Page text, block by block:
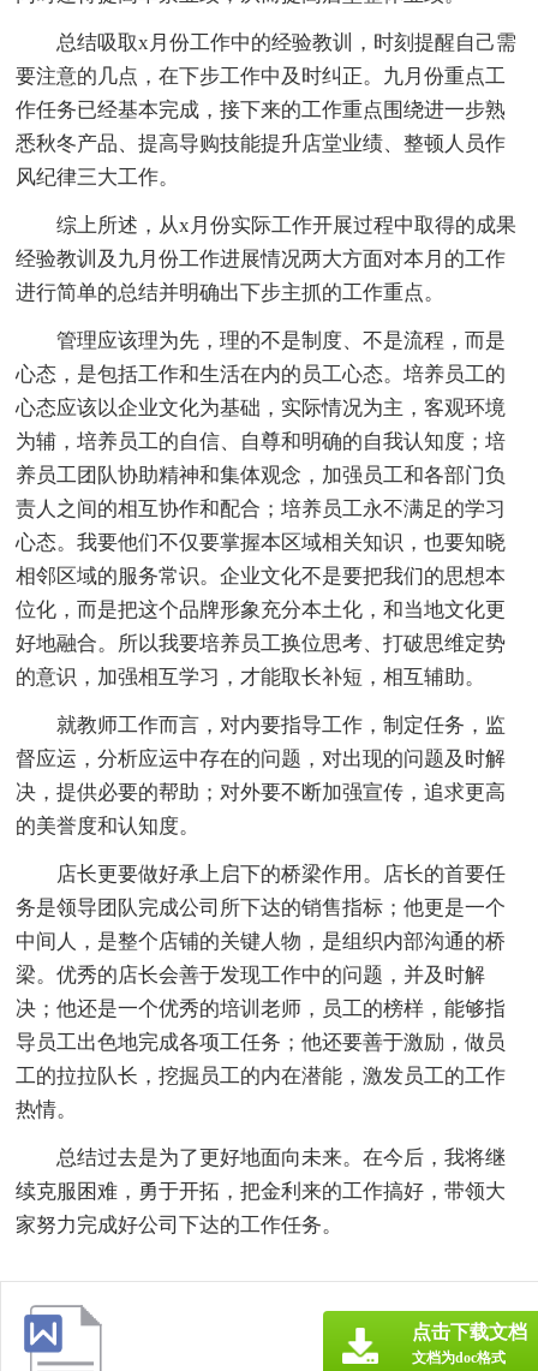
总结吸取x月份工作中的经验教训，时刻提醒自己需
要注意的几点，在下步工作中及时纠正。九月份重点工
作任务已经基本完成，接下来的工作重点围绕进一步熟
悉秋冬产品、提高导购技能提升店堂业绩、整顿人员作
风纪律三大工作。
综上所述，从x月份实际工作开展过程中取得的成果
经验教训及九月份工作进展情况两大方面对本月的工作
进行简单的总结并明确出下步主抓的工作重点。
管理应该理为先，理的不是制度、不是流程，而是
心态，是包括工作和生活在内的员工心态。培养员工的
心态应该以企业文化为基础，实际情况为主，客观环境
为辅，培养员工的自信、自尊和明确的自我认知度；培
养员工团队协助精神和集体观念，加强员工和各部门负
责人之间的相互协作和配合；培养员工永不满足的学习
心态。我要他们不仅要掌握本区域相关知识，也要知晓
相邻区域的服务常识。企业文化不是要把我们的思想本
位化，而是把这个品牌形象充分本土化，和当地文化更
好地融合。所以我要培养员工换位思考、打破思维定势
的意识，加强相互学习，才能取长补短，相互辅助。
就教师工作而言，对内要指导工作，制定任务，监
督应运，分析应运中存在的问题，对出现的问题及时解
决，提供必要的帮助；对外要不断加强宣传，追求更高
的美誉度和认知度。
店长更要做好承上启下的桥梁作用。店长的首要任
务是领导团队完成公司所下达的销售指标；他更是一个
中间人，是整个店铺的关键人物，是组织内部沟通的桥
梁。优秀的店长会善于发现工作中的问题，并及时解
决；他还是一个优秀的培训老师，员工的榜样，能够指
导员工出色地完成各项工任务；他还要善于激励，做员
工的拉拉队长，挖掘员工的内在潜能，激发员工的工作
热情。
总结过去是为了更好地面向未来。在今后，我将继
续克服困难，勇于开拓，把金利来的工作搞好，带领大
家努力完成好公司下达的工作任务。
点击下载文档
文档为doc格式